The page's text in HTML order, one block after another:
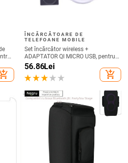
ÎNCĂRCĂTOARE DE
TELEFOANE MOBILE
Set încărcător wireless +
ADAPTATOR QI MICRO USB, pentru
telefon + receptor wireless Qi cu
micro USB-culoare neagră
56.86Lei
add_shopping_cart